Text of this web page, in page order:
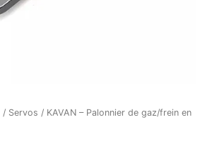
/ Servos / KAVAN – Palonnier de gaz/frein en